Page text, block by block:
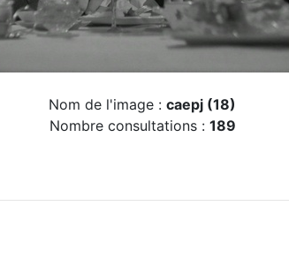
Nom de l'image : caepj (18)
Nombre consultations : 189